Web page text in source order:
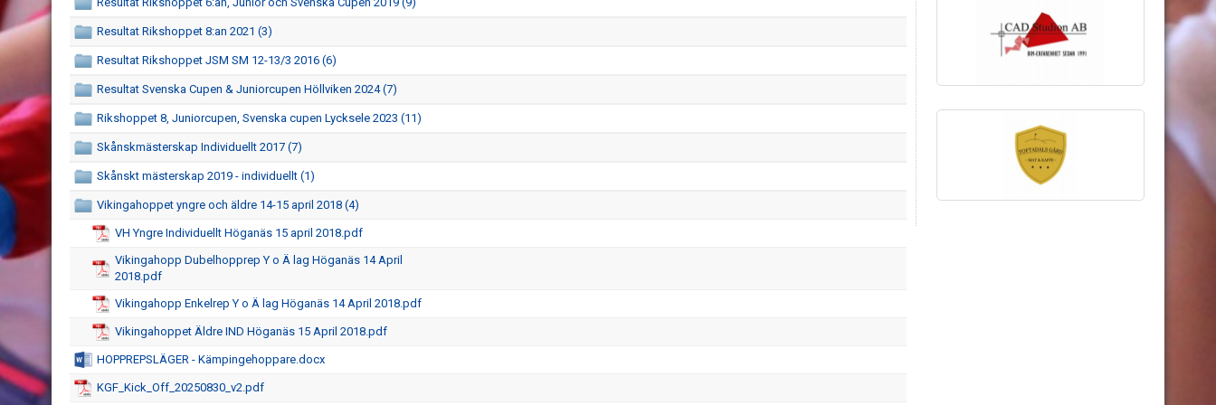
Resultat Rikshoppet 8:an 2021 (3)
Resultat Rikshoppet JSM SM 12-13/3 2016 (6)
Resultat Svenska Cupen & Juniorcupen Höllviken 2024 (7)
Rikshoppet 8, Juniorcupen, Svenska cupen Lycksele 2023 (11)
Skånskmästerskap Individuellt 2017 (7)
Skånskt mästerskap 2019 - individuellt (1)
Vikingahoppet yngre och äldre 14-15 april 2018 (4)
VH Yngre Individuellt Höganäs 15 april 2018.pdf
Vikingahopp Dubelhopprep Y o Ä lag Höganäs 14 April
2018.pdf
Vikingahopp Enkelrep Y o Ä lag Höganäs 14 April 2018.pdf
Vikingahoppet Äldre IND Höganäs 15 April 2018.pdf
HOPPREPSLÄGER - Kämpingehoppare.docx
KGF_Kick_Off_20250830_v2.pdf